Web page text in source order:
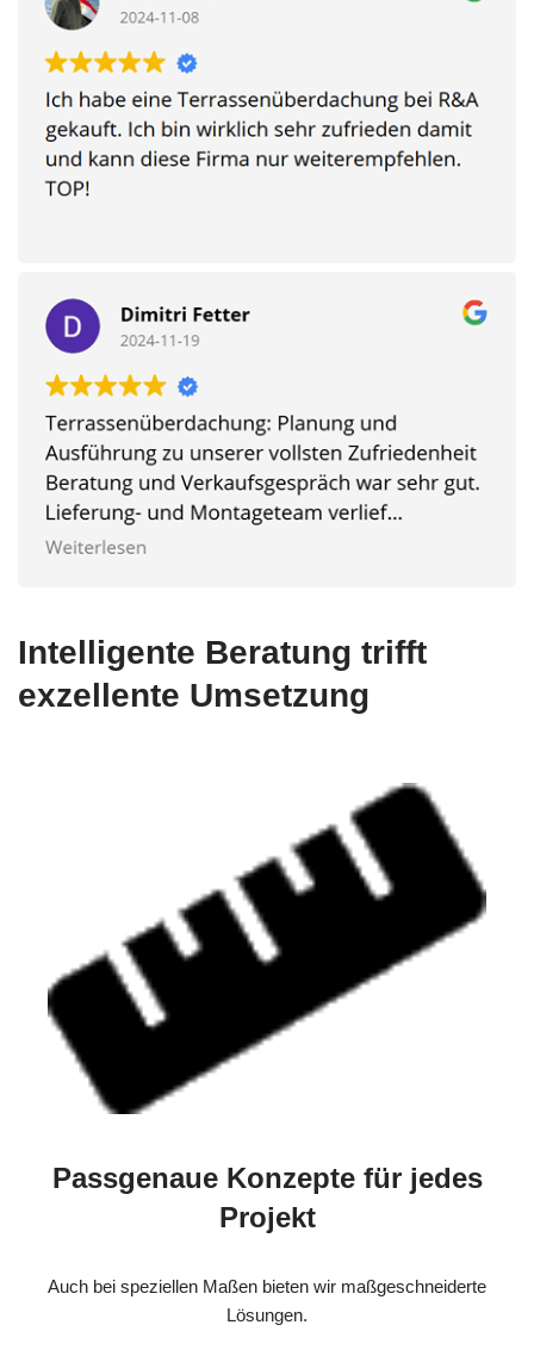
Intelligente Beratung trifft
exzellente Umsetzung
Passgenaue Konzepte für jedes
Projekt
Auch bei speziellen Maßen bieten wir maßgeschneiderte
Lösungen.